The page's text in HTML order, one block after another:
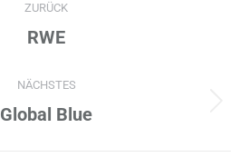
ZURÜCK
Previous
RWE
NÄCHSTES
Next
Global Blue